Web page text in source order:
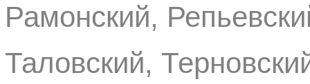
Рамонский,
Таловский,